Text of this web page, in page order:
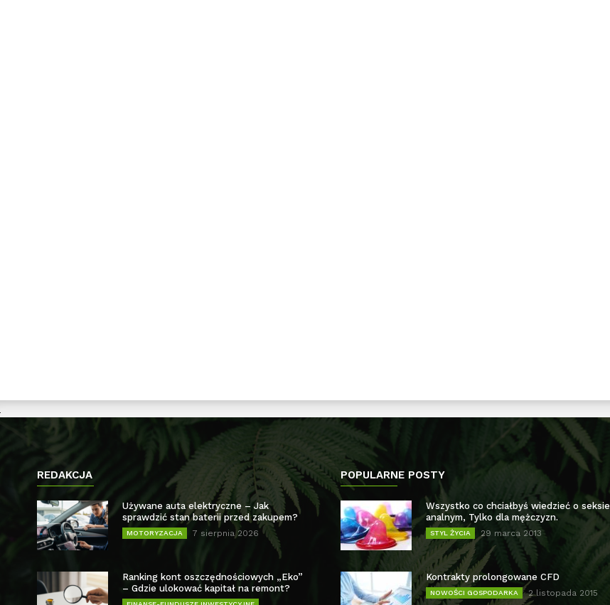
REDAKCJA
Używane auta elektryczne – Jak
sprawdzić stan baterii przed zakupem?
MOTORYZACJA 7 sierpnia 2026
Ranking kont oszczędnościowych „Eko”
– Gdzie ulokować kapitał na remont?
POPULARNE POSTY
Wszystko co chciałbyś wiedzieć o seksie
analnym, Tylko dla mężczyzn.
STYL ŻYCIA 29 marca 2013
Kontrakty prolongowane CFD
NOWOŚCI GOSPODARKA 2 listopada 2015